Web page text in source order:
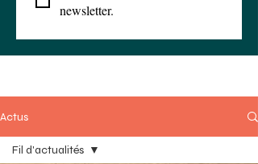
newsletter.
Actus
Fil d'actualités